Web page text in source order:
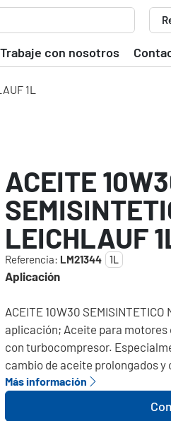
Trabaje con nosotros
1L
ACEITE
LEICHLAUF
Referencia: LM21344 1L
Aplicación
ACEITE 10W30
aplicación; Aceite para motores
con turbocompresor.
cambio de aceite prolongados
Más información